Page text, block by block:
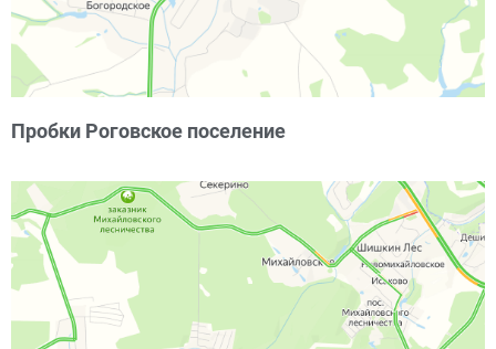
Пробки Роговское поселение